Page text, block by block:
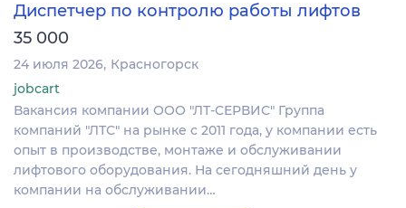
Диспетчер по контролю работы лифтов
35 000
24 июля 2026 Красногорск
jobcart
Вакансия компании ООО "ЛТ-СЕРВИС" Группа
компаний "ЛТС" на рынке с 2011 года, у компании есть
опыт в производстве, монтаже и обслуживании
лифтового оборудования. На сегодняшний день у
компании на обслуживании…